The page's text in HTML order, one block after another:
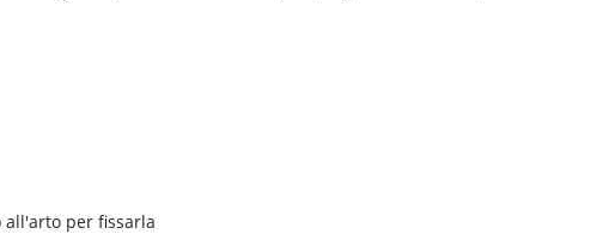
all'arto per fissarla